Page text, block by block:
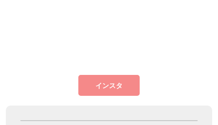
インスタ